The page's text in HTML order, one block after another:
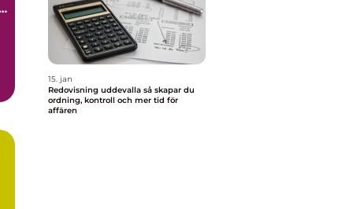
15. jan
Redovisning uddevalla så skapar du
ordning, kontroll och mer tid för
affären